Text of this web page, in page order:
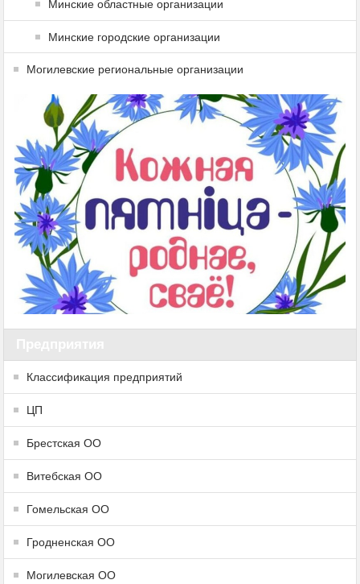
Минские областные организации
Минские городские организации
Могилевские региональные организации
Классификация предприятий
ЦП
Брестская ОО
Витебская ОО
Гомельская ОО
Гродненская ОО
Могилевская ОО